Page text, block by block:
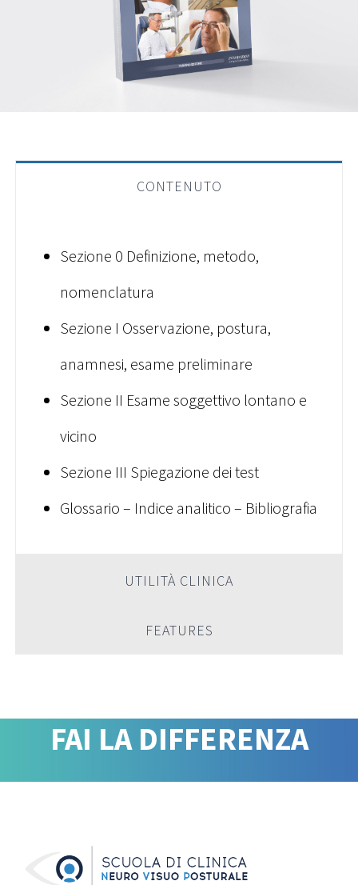
CONTENUTO
Sezione 0 Definizione, metodo,
nomenclatura
Sezione I Osservazione, postura,
anamnesi, esame preliminare
Sezione II Esame soggettivo lontano e
vicino
Sezione III Spiegazione dei test
Glossario – Indice analitico – Bibliografia
UTILITÀ CLINICA
FEATURES
FAI LA DIFFERENZA